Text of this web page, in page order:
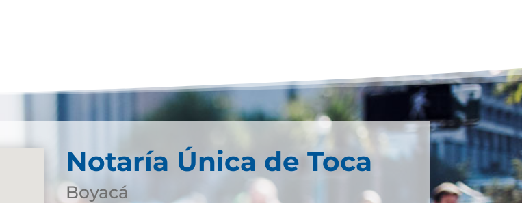
Notaría Única de Toca
Boyacá